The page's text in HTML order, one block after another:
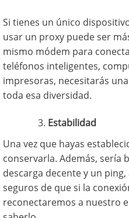
Si tienes un único
usar un proxy puede ser
mismo módem para
teléfonos inteligentes,
impresoras, necesitarás
toda esa diversidad.
Estabilidad
Una vez que hayas
conservarla. Además, sería
descarga decente y un
seguros de que si la
reconectaremos a nuestro